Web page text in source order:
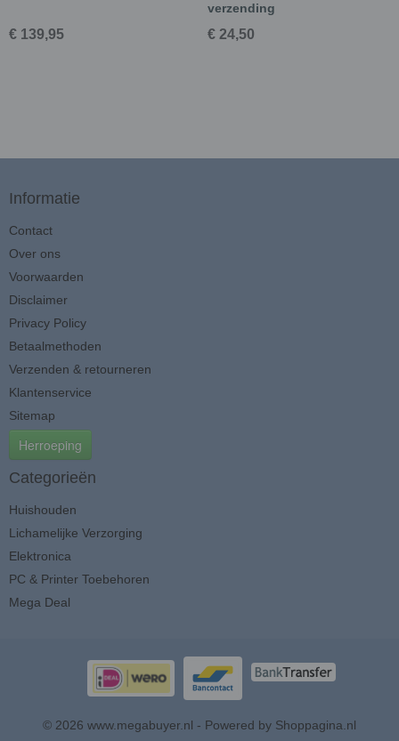
€ 139,95
verzending
€ 24,50
Informatie
Contact
Over ons
Voorwaarden
Disclaimer
Privacy Policy
Betaalmethoden
Verzenden & retourneren
Klantenservice
Sitemap
Herroeping
Categorieën
Huishouden
Lichamelijke Verzorging
Elektronica
PC & Printer Toebehoren
Mega Deal
© 2026 www.megabuyer.nl - Powered by Shoppagina.nl